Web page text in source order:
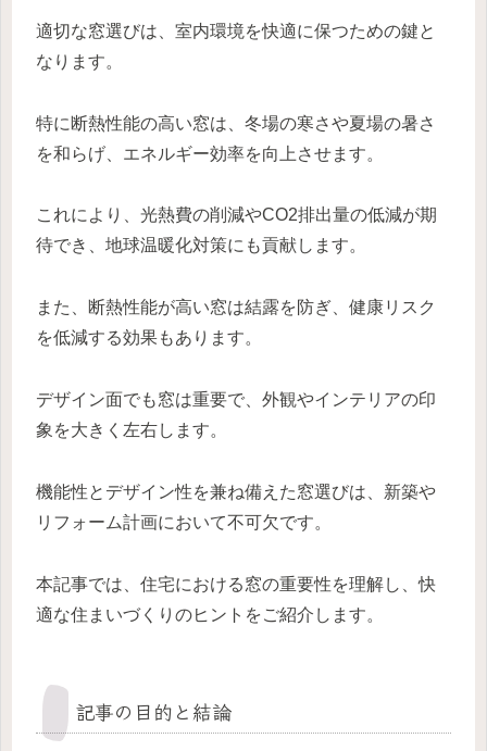
適切な窓選びは、室内環境を快適に保つための鍵と
なります。
特に断熱性能の高い窓は、冬場の寒さや夏場の暑さ
を和らげ、エネルギー効率を向上させます。
これにより、光熱費の削減やCO2排出量の低減が期
待でき、地球温暖化対策にも貢献します。
また、断熱性能が高い窓は結露を防ぎ、健康リスク
を低減する効果もあります。
デザイン面でも窓は重要で、外観やインテリアの印
象を大きく左右します。
機能性とデザイン性を兼ね備えた窓選びは、新築や
リフォーム計画において不可欠です。
本記事では、住宅における窓の重要性を理解し、快
適な住まいづくりのヒントをご紹介します。
記事の目的と結論